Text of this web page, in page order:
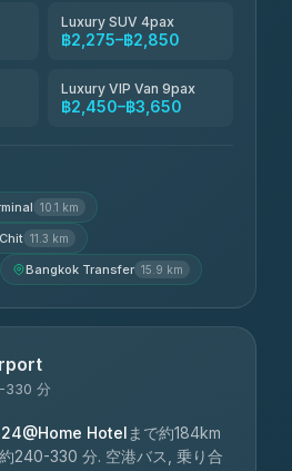
Luxury SUV 4pax
฿2,275–฿2,850
Luxury VIP Van 9pax
฿2,450–฿3,650
10.1 km
11.3 km
Bangkok Transfer 15.9 km
330 分
24@Home Hotel まで約184km
240-330 分. 空港バス, 乗り合